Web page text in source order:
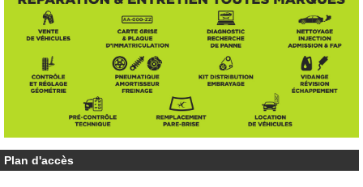
Plan d'accès